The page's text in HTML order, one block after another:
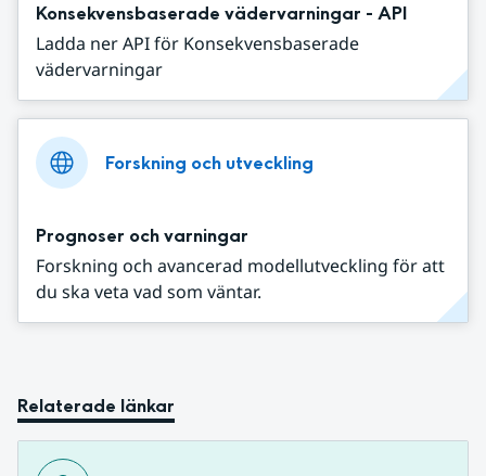
Konsekvensbaserade vädervarningar - API
Ladda ner API för Konsekvensbaserade
vädervarningar
Forskning och utveckling
Prognoser och varningar
Forskning och avancerad modellutveckling för att
du ska veta vad som väntar.
Relaterade länkar